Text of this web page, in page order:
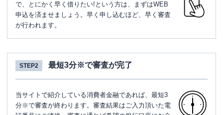
で、とにかく早く借りたい!という方は、まずはWEB
申込を済ませましょう。早く申し込むほど、早く審査
が行われます。
STEP2 最短3分※で審査が完了
当サイトで紹介している消費者金融であれば、最短3
分※で審査が終わります。審査結果はご入力頂いた電